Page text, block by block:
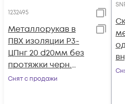
1232495
Металлорукав в
ПВХ изоляции Р3-
ЦПнг 20 d20мм без
протяжки черн.
(уп.50м) ЗЭТАРУС
Снят с продажи